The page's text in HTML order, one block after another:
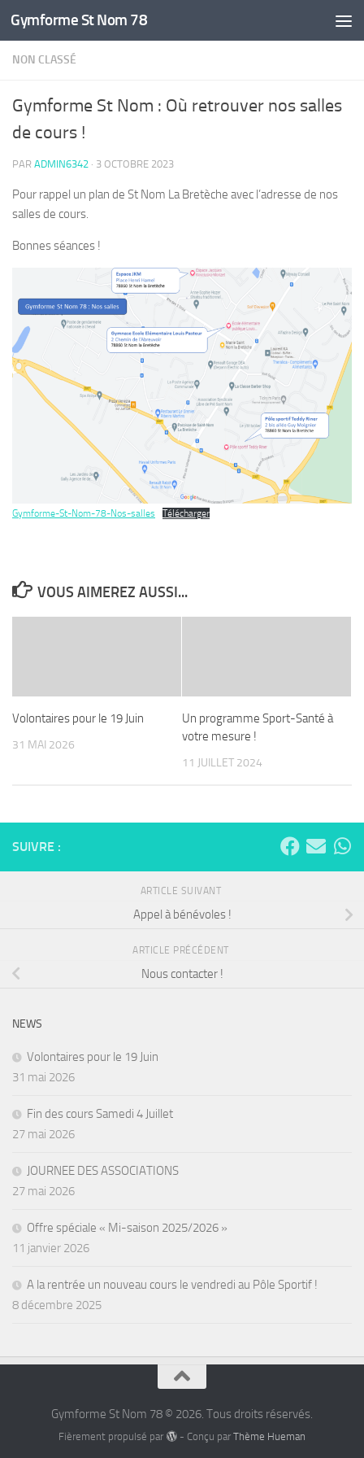
Skip to content
Gymforme St Nom 78
NON CLASSÉ
Gymforme St Nom : Où retrouver nos salles
de cours !
PAR ADMIN6342 · 3 OCTOBRE 2023
Pour rappel un plan de St Nom La Bretèche avec l’adresse de nos
salles de cours.
Bonnes séances !
Gymforme-St-Nom-78-Nos-salles Télécharger
VOUS AIMEREZ AUSSI...
Volontaires pour le 19 Juin
31 MAI 2026
Un programme Sport-Santé à
votre mesure !
11 JUILLET 2024
SUIVRE :
ARTICLE SUIVANT
Appel à bénévoles !
ARTICLE PRÉCÉDENT
Nous contacter !
NEWS
Volontaires pour le 19 Juin
31 mai 2026
Fin des cours Samedi 4 Juillet
27 mai 2026
JOURNEE DES ASSOCIATIONS
27 mai 2026
Offre spéciale « Mi-saison 2025/2026 »
11 janvier 2026
A la rentrée un nouveau cours le vendredi au Pôle Sportif !
8 décembre 2025
Gymforme St Nom 78 © 2026. Tous droits réservés.
Fièrement propulsé par - Conçu par Thème Hueman